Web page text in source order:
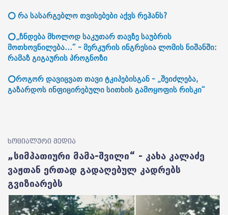
⭕ რა სასარგებლო თვისებები აქვს რეჰანს?
⭕„ჩნდება მხოლოდ საკუთარ თავზე საუბრის
მოთხოვნილება...“ - მერკურის ინგრესია ლომის ნიშანში:
რამაზ გიგაურის პროგნოზი
⭕როგორ დავიცვათ თავი ტკიპებისგან - „შეიძლება,
გაზარდოს ინფიცირებული სითხის გამოყოფის რისკი“
სოციალური მედია
„სიმპათიური მამა-შვილი“ - კახა კალაძე
ვაჟთან ერთად გადაღებულ კადრებს
გვიზიარებს